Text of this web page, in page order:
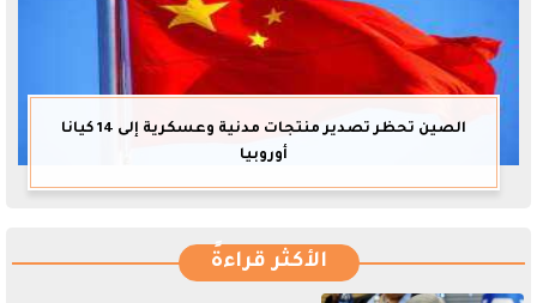
الصين تحظر تصدير منتجات مدنية وعسكرية إلى 14 كيانا
أوروبيا
الأكثر قراءةً